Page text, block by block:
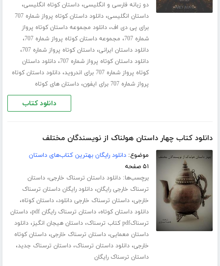
دو زبانه فارسی و انگلیسی،داستان کوتاه انگلیسی،
داستان انگلیسی،
دانلود داستان کوتاه پرواز شماره 707
برای پی دی اف،دانلود مجموعه داستان کوتاه پرواز
شماره 707
، مجموعه داستان کوتاه پرواز شماره 707 ،
دانلود داستان ایرانی،داستان کوتاه پرواز شماره 707 ،
دانلود داستان کوتاه پرواز شماره 707 ،دانلود داستان
کوتاه پرواز شماره 707 برای اندروید
،دانلود داستان کوتاه
پرواز شماره 707 برای ایفون
،داستان های کوتاه
دانلود کتاب
دانلود کتاب چهار داستان هولناک از نویسندگان مختلف
موضوع:دانلود رایگان بهترین کتاب‌های داستان
۵۱ صفحه
برچسب‌ها:دانلود داستان ترسناک خارجی،داستان
ترسناک خارجی رایگان،دانلود رایگان داستان ترسناک
خارجی،داستان ترسناک خارجی دانلود،داستان کوتاه،
دانلود داستان کوتاه،داستان ترسناک رایگان pdf ،داستان
ترسناکpdf کتاب ترسناک
،داستان هیجان انگیز،دانلود
داستان معمایی،داستان ترسناک خارجی،داستان کوتاه
خارجی،دانلود داستان ترسناک،داستان ترسناک جدید،
داستان ترسناک رایگان